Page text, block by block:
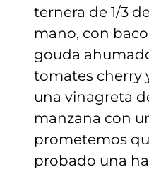
ternera de 1/3
mano, con
gouda
tomates cherry
una vinagreta
manzana con
prometemos
probado una